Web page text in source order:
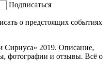
Подписаться
о предстоящих событиях
Сириуса» 2019. Описание,
фотографии и отзывы. Всё о